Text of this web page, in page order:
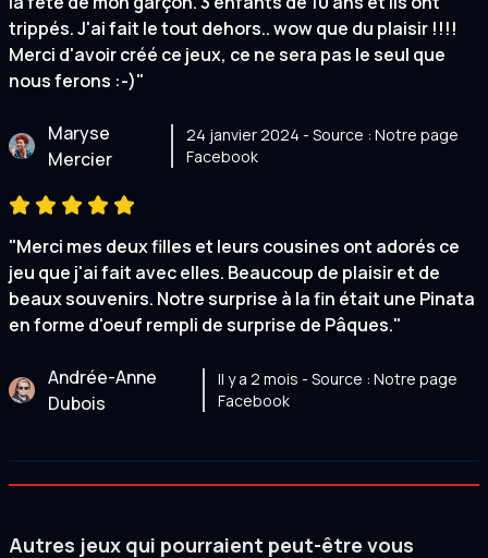
trippés. J'ai fait le tout dehors.. wow que du plaisir !!!!
Merci d'avoir créé ce jeux, ce ne sera pas le seul que
nous ferons :-)"
Maryse
Mercier
24 janvier 2024 - Source : Notre page
Facebook
"Merci mes deux filles et leurs cousines ont adorés ce
jeu que j'ai fait avec elles. Beaucoup de plaisir et de
beaux souvenirs. Notre surprise à la fin était une Pinata
en forme d'oeuf rempli de surprise de Pâques."
Andrée-Anne
Dubois
Il y a 2 mois - Source : Notre page
Facebook
Autres jeux qui pourraient peut-être vous